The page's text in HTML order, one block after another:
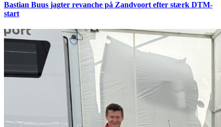
Bastian Buus jagter revanche på Zandvoort efter stærk DTM-
start